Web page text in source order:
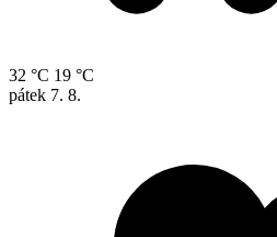
32 °C 19 °C
pátek 7. 8.